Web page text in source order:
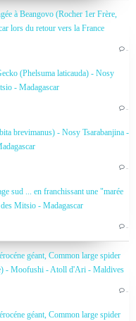
à Beangovo (Rocher 1er Frère,
lors du retour vers la France
…
(Phelsuma laticauda) - Nosy
- Madagascar
…
brevimanus) - Nosy Tsarabanjina -
…
sud ... en franchissant une "marée
Mitsio - Madagascar
…
géant, Common large spider
- Moofushi - Atoll d'Ari - Maldives
…
géant, Common large spider